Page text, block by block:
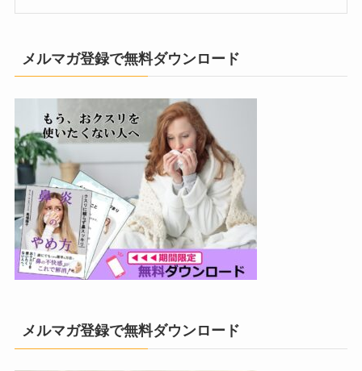
メルマガ登録で無料ダウンロード
メルマガ登録で無料ダウンロード